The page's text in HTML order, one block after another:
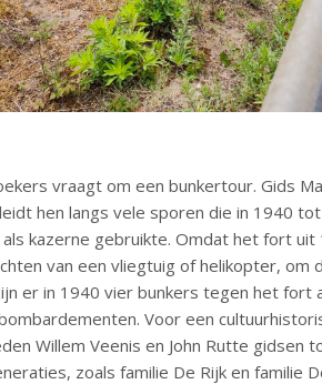
vraagt om een bunkertour. Gids
hen langs vele sporen die in 1940
kazerne gebruikte. Omdat het fort uit
van een vliegtuig of helikopter, om
er in 1940 vier bunkers tegen het fort
Voor een
Willem Veenis en John Rutte gidsen
zoals familie De Rijk en familie